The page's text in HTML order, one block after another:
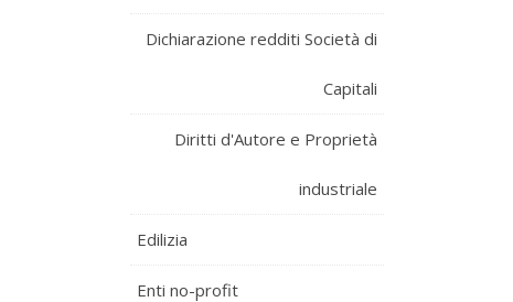
Dichiarazione redditi Società di
Capitali
Diritti d'Autore e Proprietà
industriale
Edilizia
Enti no-profit